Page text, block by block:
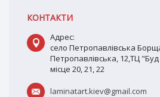
КОНТАКТИ
Адрес:
село Петропавлівська
Петропавлівська, 12,ТЦ
місце 20, 21, 22
laminatart.kiev@gmail.com